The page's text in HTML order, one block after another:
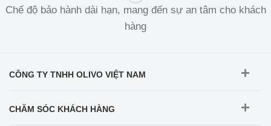
Chế độ bảo hành dài hạn, mang đến sự an tâm cho khách
hàng
CÔNG TY TNHH OLIVO VIỆT NAM
CHĂM SÓC KHÁCH HÀNG